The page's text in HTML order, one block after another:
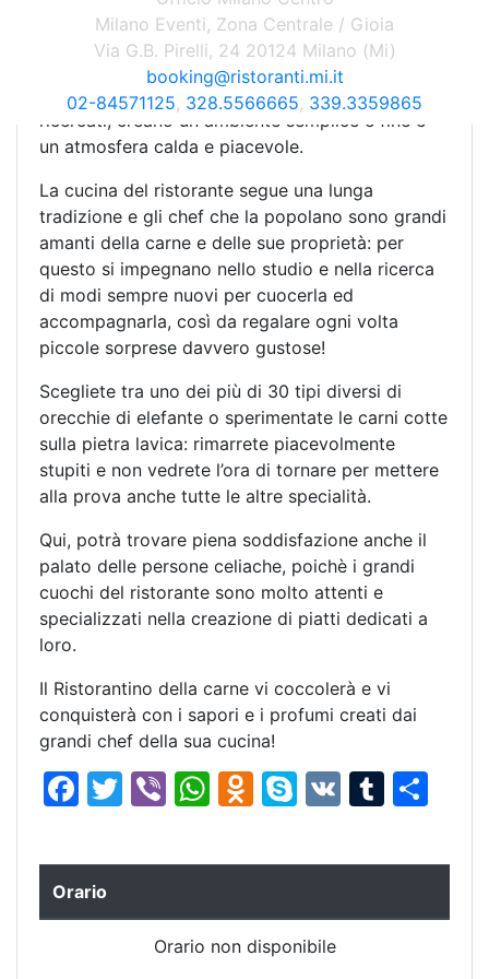
Il soffitto rivestito di travi di legno, i colori chiari
e tenui che allestiscono il locale, i lampadari
raffinati che pendono dall’alto, le sedie e le
tovaglie bianche impreziosite da piccoli dettagli
ricercati, creano un ambiente semplice e fine e
un atmosfera calda e piacevole.
La cucina del ristorante segue una lunga
tradizione e gli chef che la popolano sono grandi
amanti della carne e delle sue proprietà: per
questo si impegnano nello studio e nella ricerca
di modi sempre nuovi per cuocerla ed
accompagnarla, così da regalare ogni volta
piccole sorprese davvero gustose!
Scegliete tra uno dei più di 30 tipi diversi di
orecchie di elefante o sperimentate le carni cotte
sulla pietra lavica: rimarrete piacevolmente
stupiti e non vedrete l’ora di tornare per mettere
alla prova anche tutte le altre specialità.
Qui, potrà trovare piena soddisfazione anche il
palato delle persone celiache, poichè i grandi
cuochi del ristorante sono molto attenti e
specializzati nella creazione di piatti dedicati a
loro.
Il Ristorantino della carne vi coccolerà e vi
conquisterà con i sapori e i profumi creati dai
grandi chef della sua cucina!
F
c
e
b
T
itt
Vi
er
W
at
A
p
O
n
kl
a
S
y
e
V
T
m
r
n
vi
Orario
Orario non disponibile
Milano Eventi, Zona Centrale / Gioia
Via G.B. Pirelli, 24 20124 Milano (Mi)
booking@ristoranti.mi.it
02-84571125, 328.5566665, 339.3359865